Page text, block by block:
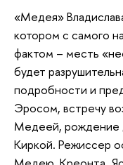
«Медея»
котором с самого
фактом – месть
будет
подробности и
Эросом, встречу
Медеей, рождение
Киркой. Режиссер